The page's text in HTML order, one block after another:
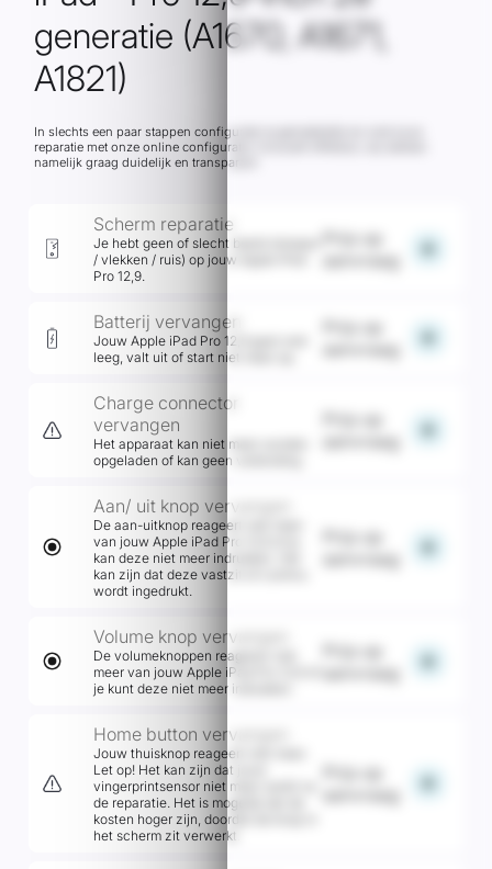
generatie (A1670, A1671,
A1821)
In slechts een paar stappen configureer je gemakkelijk en snel jouw
reparatie met onze online configurator inclusief offertool, wij werken
namelijk graag duidelijk en transparant
Scherm reparatie
Je hebt geen of slecht beeld (strepen
/ vlekken / ruis) op jouw Apple iPad
Pro 12,9.
Prijs op
aanvraag
add
Batterij vervangen
Jouw Apple iPad Pro 12,9 gaat snel
leeg, valt uit of start niet meer op.
aanvraag
add
Charge connector
vervangen
Het apparaat kan niet meer worden
opgeladen of kan geen verbinding
aanvraag
add
Aan/ uit knop vervangen
De aan-uitknop reageert niet meer
van jouw Apple iPad Pro 12,9 of je
kan deze niet meer indrukken. Het
kan zijn dat deze vastzit of continu
wordt ingedrukt.
Prijs op
aanvraag
add
Volume knop vervangen
De volumeknoppen reageren niet
meer van jouw Apple iPad Pro 12,9 of
je kunt deze niet meer indrukken.
Prijs op
aanvraag
add
Home button vervangen
Jouw thuisknop reageert niet meer.
Let op! Het kan zijn dat jouw
vingerprintsensor niet meer werkt na
de reparatie. Het is mogelijk dat de
kosten hoger zijn, doordat de knop in
het scherm zit verwerkt.
aanvraag
add